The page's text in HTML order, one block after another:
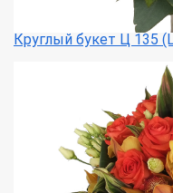
Круглый букет Ц 135